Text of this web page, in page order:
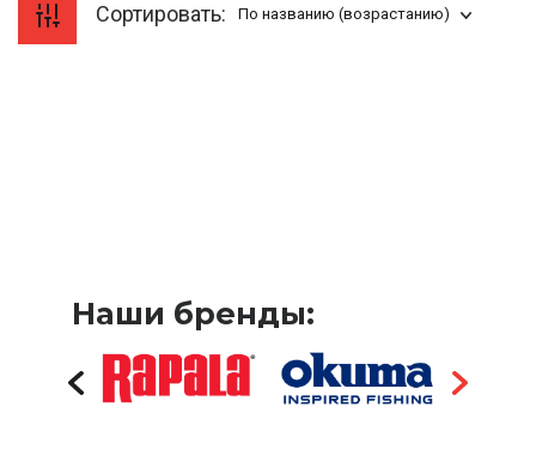
Сортировать: По названию (возрастанию)
Наши бренды: